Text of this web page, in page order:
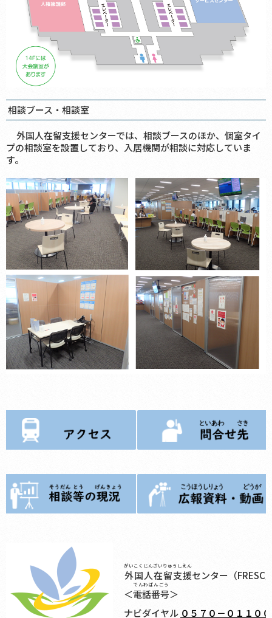
相談ブース・相談室
外国人在留支援センターでは、相談ブースのほか、個室タイ
プの相談室を設置しており、入居機関が相談に対応していま
す。
外国人在留支援
がいこくじんざいりゅうしえん
センター（FRESC
＜電話番号
でんわばんごう
＞
ナビダイヤル ０５７０－０１１０